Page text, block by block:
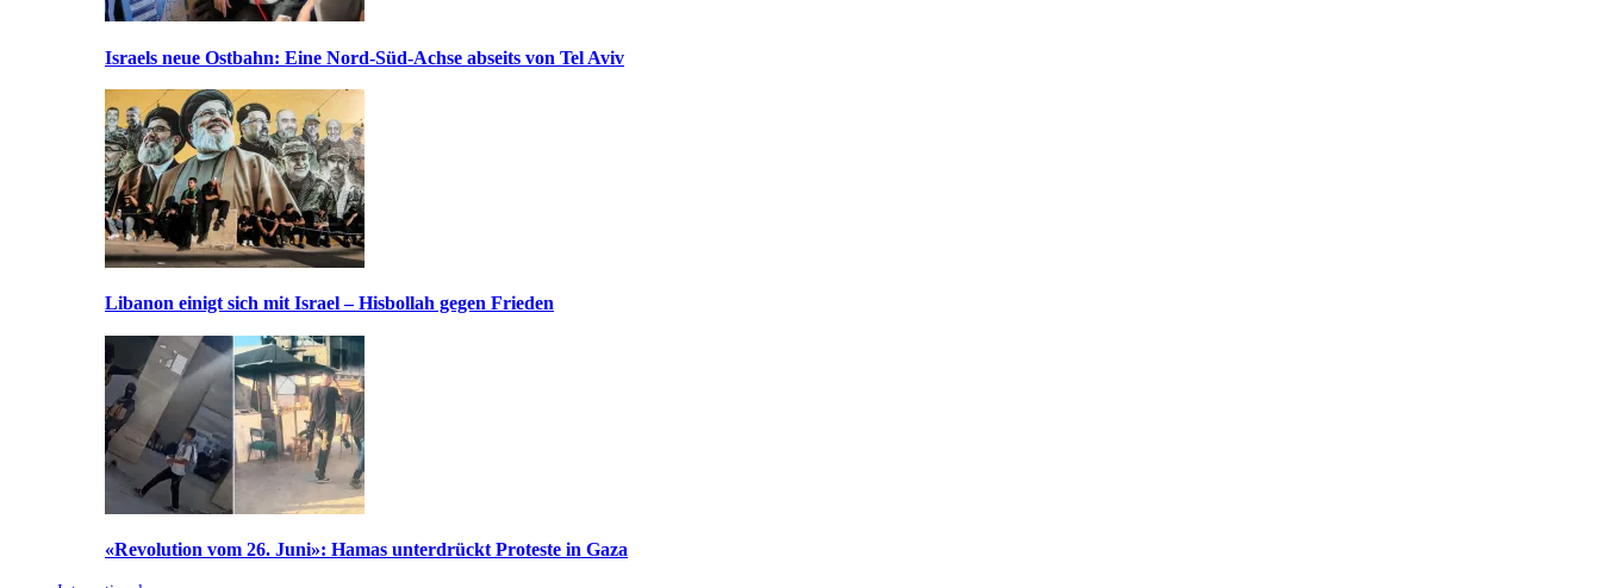
Israels neue Ostbahn: Eine Nord-Süd-Achse abseits von Tel Aviv
Libanon einigt sich mit Israel – Hisbollah gegen Frieden
«Revolution vom 26. Juni»: Hamas unterdrückt Proteste in Gaza